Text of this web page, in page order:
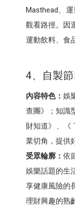
Masthead、
觀看路徑。因
運動飲料、食
4、自製
內容特色： 娛
查團》；知識
財知道》、《
業切角，提供
受眾輪廓： 依
娛樂話題的生
享健康風險的
理財興趣的熟